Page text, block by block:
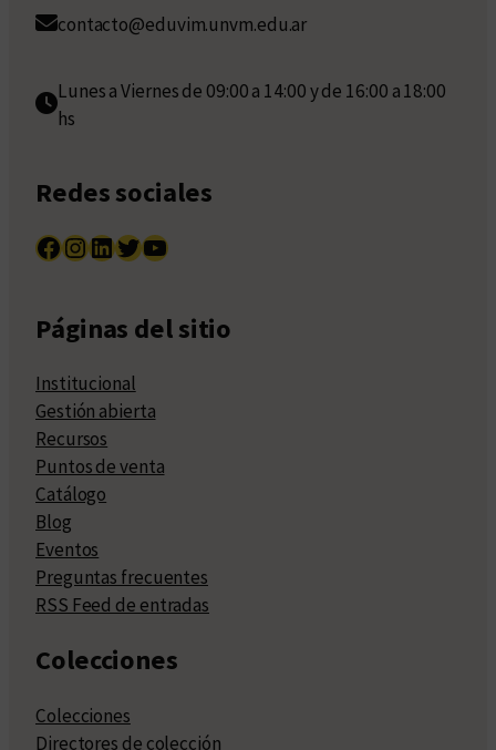
contacto@eduvim.unvm.edu.ar
Lunes a Viernes de 09:00 a 14:00 y de 16:00 a 18:00
hs
Redes sociales
Facebook InstagramLinkedIn Twitter YouTube
Páginas del sitio
Institucional
Gestión abierta
Recursos
Puntos de venta
Catálogo
Blog
Eventos
Preguntas frecuentes
RSS Feed de entradas
Colecciones
Colecciones
Directores de colección